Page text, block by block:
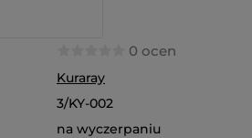
0 ocen
Kuraray
3/KY-002
na wyczerpaniu